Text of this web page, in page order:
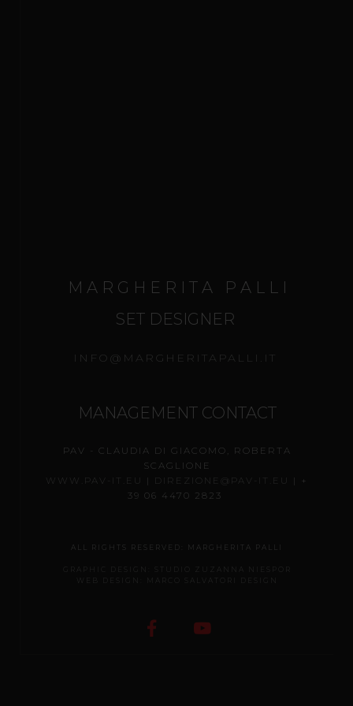
M A R G H E R I T A P A L L I
SET DESIGNER
INFO@MARGHERITAPALLI.IT
MANAGEMENT CONTACT
PAV - CLAUDIA DI GIACOMO, ROBERTA
SCAGLIONE
WWW.PAV-IT.EU
| DIREZIONE@PAV-IT.EU
| +
39 06 4470 2823
ALL RIGHTS RESERVED : MARGHERITA PALLI
GRAPHIC DESIGN: STUDIO ZUZANNA NIESPOR
WEB DESIGN: MARCO SALVATORI DESIGN